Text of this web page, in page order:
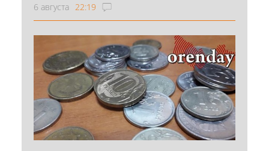
6 августа 22:19